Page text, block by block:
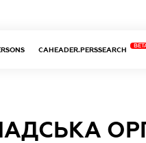
CAHEADER.PERSSEARCH